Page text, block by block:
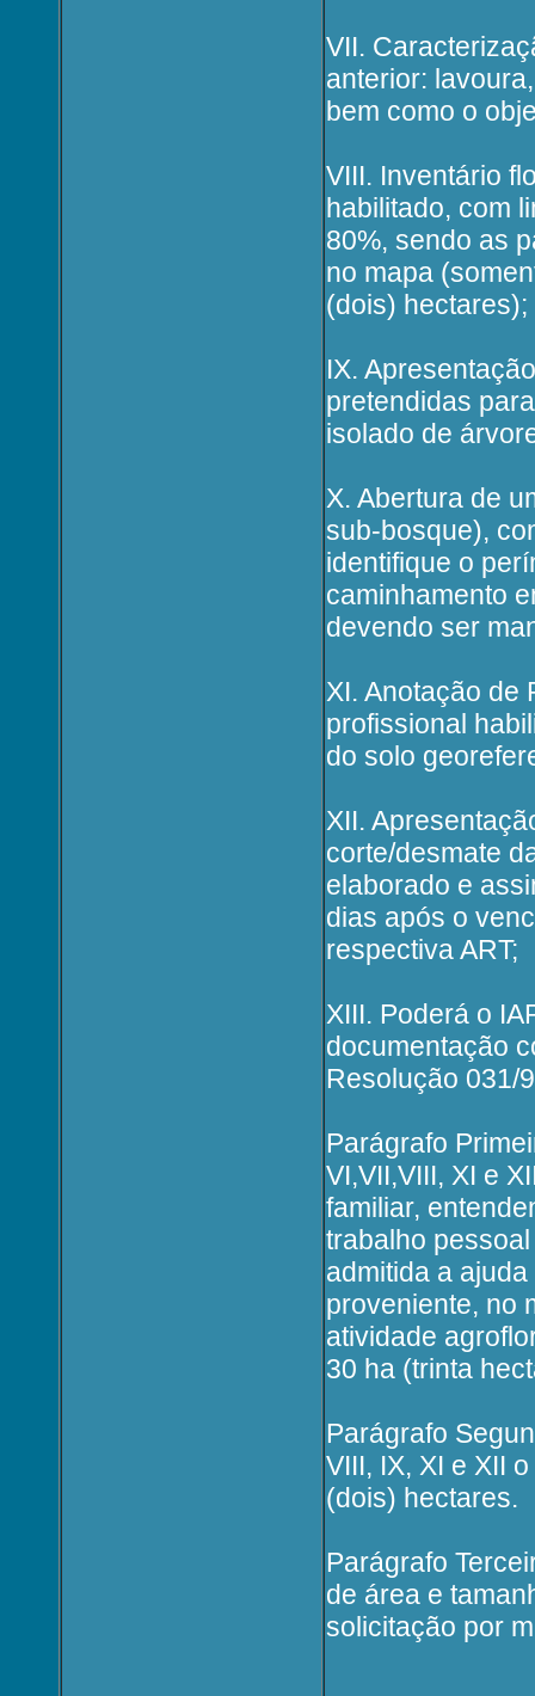
VII.
anterior:
bem como o
VIII. Inventário
habilitado, com
80%, sendo as
no mapa
(dois) hectares);
IX.
pretendidas
isolado de
X. Abertura de
sub-bosque),
identifique o
caminhamento
devendo ser
XI. Anotação de
profissional
do solo
XII.
corte/desmate
elaborado e
dias após o
respectiva ART;
XIII. Poderá o
documentação
Resolução 031/
Parágrafo
VI,VII,VIII, XI e
familiar,
trabalho
admitida a
proveniente, no
atividade
30 ha (trinta
Parágrafo
VIII, IX, XI e XII
(dois) hectares.
Parágrafo
de área e
solicitação por